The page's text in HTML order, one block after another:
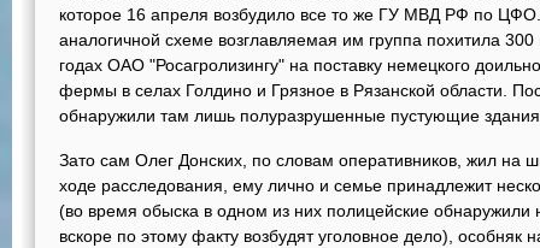
которое 16 апреля возбудило все то же ГУ МВД РФ по
аналогичной схеме возглавляемая им группа похитила
годах ОАО "Росагролизингу" на поставку немецкого
фермы в селах Голдино и Грязное в Рязанской области.
обнаружили там лишь полуразрушенные пустующие
Зато сам Олег Донских, по словам оперативников, жил на
ходе расследования, ему лично и семье принадлежит
(во время обыска в одном из них полицейские обнаружили
вскоре по этому факту возбудят уголовное дело), особняк